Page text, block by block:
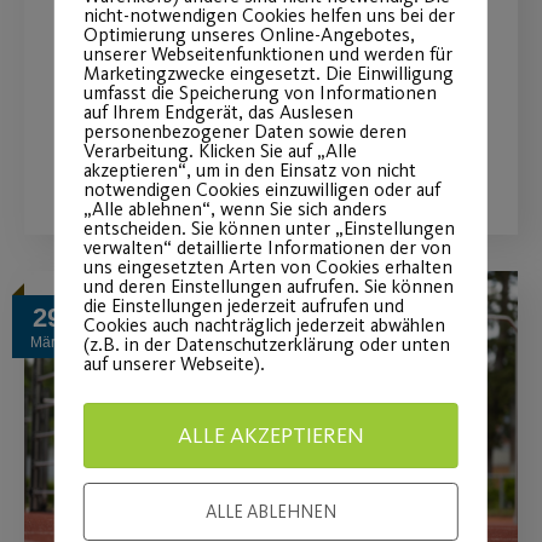
Roller Skating und Tanzen auf Rollen,
der Kultsport der 70er und 80er, ist
voll im Trend!
WEITERLESEN
29
März
nicht-notwendigen Cookies helfen uns bei der
Optimierung unseres Online-Angebotes,
unserer Webseitenfunktionen und werden für
Marketingzwecke eingesetzt. Die Einwilligung
umfasst die Speicherung von Informationen
auf Ihrem Endgerät, das Auslesen
personenbezogener Daten sowie deren
Verarbeitung. Klicken Sie auf „Alle
akzeptieren“, um in den Einsatz von nicht
notwendigen Cookies einzuwilligen oder auf
„Alle ablehnen“, wenn Sie sich anders
entscheiden. Sie können unter „Einstellungen
verwalten“ detaillierte Informationen der von
uns eingesetzten Arten von Cookies erhalten
und deren Einstellungen aufrufen. Sie können
die Einstellungen jederzeit aufrufen und
Cookies auch nachträglich jederzeit abwählen
(z.B. in der Datenschutzerklärung oder unten
auf unserer Webseite).
ALLE AKZEPTIEREN
ALLE ABLEHNEN